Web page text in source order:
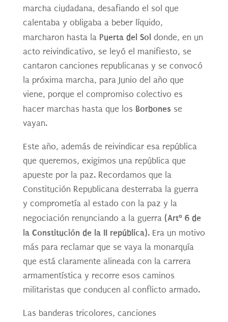
marcha ciudadana, desafiando el sol que
calentaba y obligaba a beber líquido,
marcharon hasta la Puerta del Sol donde, en un
acto reivindicativo, se leyó el manifiesto, se
cantaron canciones republicanas y se convocó
la próxima marcha, para Junio del año que
viene, porque el compromiso colectivo es
hacer marchas hasta que los Borbones se
vayan.
Este año, además de reivindicar esa república
que queremos, exigimos una república que
apueste por la paz. Recordamos que la
Constitución Republicana desterraba la guerra
y comprometía al estado con la paz y la
negociación renunciando a la guerra (Artº 6 de
la Constitución de la II república). Era un motivo
más para reclamar que se vaya la monarquía
que está claramente alineada con la carrera
armamentística y recorre esos caminos
militaristas que conducen al conflicto armado.
Las banderas tricolores, canciones